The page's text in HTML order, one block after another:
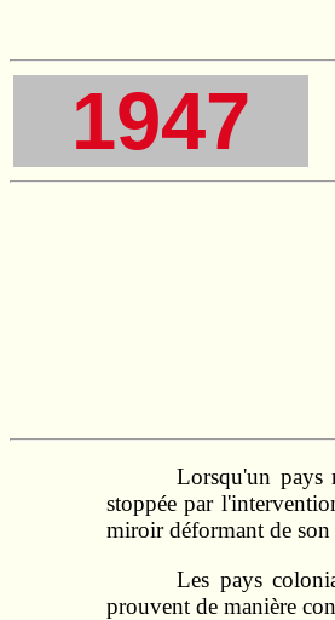
1947
Lorsqu'un pays
stoppée par
miroir déformant de son
Les pays
prouvent de manière